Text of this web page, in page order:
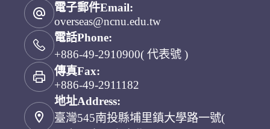
電子郵件Email:
overseas@ncnu.edu.tw
電話Phone:
+886-49-2910900( 代表號 )
傳真Fax:
+886-49-2911182
地址Address:
臺灣545南投縣埔里鎮大學路一號(